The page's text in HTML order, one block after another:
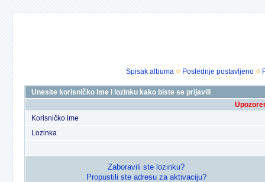
Spisak albuma Poslednje postavljeno
Unesite korisničko ime i lozinku kako biste se prijavili
Korisničko ime
Lozinka
Zaboravili ste lozinku?
Propustili ste adresu za aktivaciju?